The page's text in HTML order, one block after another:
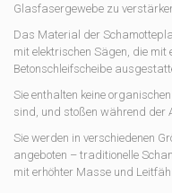
Glasfasergewebe zu
Das Material der
mit elektrischen Sägen, die
Betonschleifscheibe
Sie enthalten keine
sind, und stoßen während der
Sie werden in verschiedenen
angeboten – traditionelle
mit erhöhter Masse und